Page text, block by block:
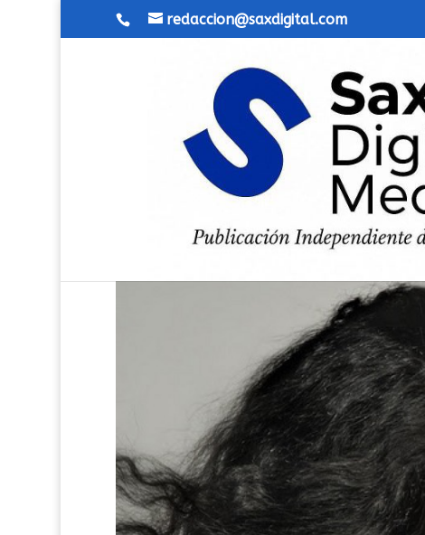
redaccion@saxdigital.com